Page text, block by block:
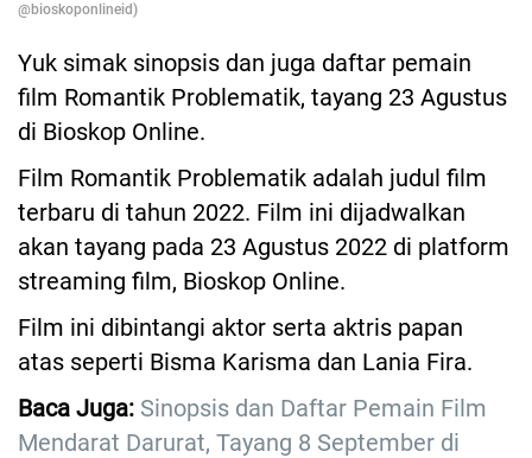
@bioskoponlineid)
Yuk simak sinopsis dan juga daftar pemain
film Romantik Problematik, tayang 23 Agustus
di Bioskop Online.
Film Romantik Problematik adalah judul film
terbaru di tahun 2022. Film ini dijadwalkan
akan tayang pada 23 Agustus 2022 di platform
streaming film, Bioskop Online.
Film ini dibintangi aktor serta aktris papan
atas seperti Bisma Karisma dan Lania Fira.
Baca Juga: Sinopsis dan Daftar Pemain Film
Mendarat Darurat, Tayang 8 September di